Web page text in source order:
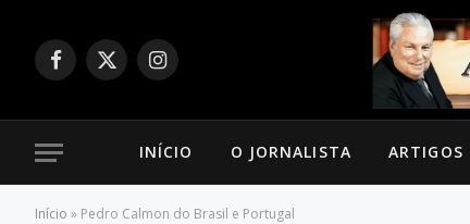
Facebook
X
Instagram
INÍCIO O JORNALISTA ARTIGOS
Início » Pedro Calmon do Brasil e Portugal